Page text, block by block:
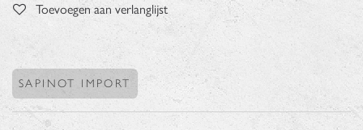
Toevoegen aan verlanglijst
SAPINOT IMPORT